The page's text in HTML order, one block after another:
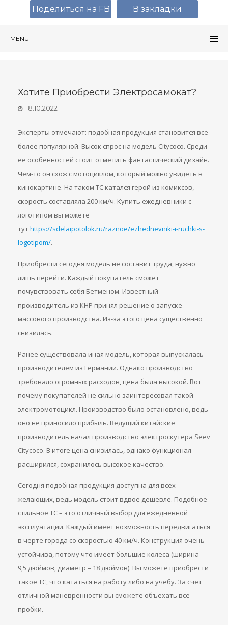
MENU
Хотите Приобрести Электросамокат?
18.10.2022
Эксперты отмечают: подобная продукция становится все
более популярной. Высок спрос на модель Citycoco. Среди
ее особенностей стоит отметить фантастический дизайн.
Чем-то он схож с мотоциклом, который можно увидеть в
кинокартине. На таком ТС катался герой из комиксов,
скорость составляла 200 км/ч. Купить ежедневники с
логотипом вы можете
тутhttps://sdelaipotolok.ru/raznoe/ezhednevniki-i-ruchki-s-
logotipom/.
Приобрести сегодня модель не составит труда, нужно
лишь перейти. Каждый покупатель сможет
почувствовать себя Бетменом. Известный
производитель из КНР принял решение о запуске
массового производства. Из-за этого цена существенно
снизилась.
Ранее существовала иная модель, которая выпускалась
производителем из Германии. Однако производство
требовало огромных расходов, цена была высокой. Вот
почему покупателей не сильно заинтересовал такой
электромотоцикл. Производство было остановлено, ведь
оно не приносило прибыль. Ведущий китайские
производитель начал производство электроскутера Seev
Citycoco. В итоге цена снизилась, однако функционал
расширился, сохранилось высокое качество.
Сегодня подобная продукция доступна для всех
желающих, ведь модель стоит вдвое дешевле. Подобное
стильное ТС – это отличный выбор для ежедневной
эксплуатации. Каждый имеет возможность передвигаться
в черте города со скоростью 40 км/ч. Конструкция очень
устойчива, потому что имеет большие колеса (ширина –
9,5 дюймов, диаметр – 18 дюймов). Вы можете приобрести
такое ТС, что кататься на работу либо на учебу. За счет
отличной маневренности вы сможете объехать все
пробки.
Поделиться на FB В закладки